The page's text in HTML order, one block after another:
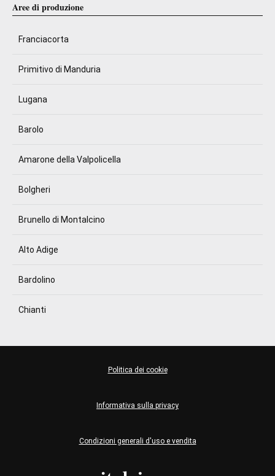
Aree di produzione
Franciacorta
Primitivo di Manduria
Lugana
Barolo
Amarone della Valpolicella
Bolgheri
Brunello di Montalcino
Alto Adige
Bardolino
Chianti
Condizioni generali d'uso e vendita
Informativa sulla privacy
Politica dei cookie